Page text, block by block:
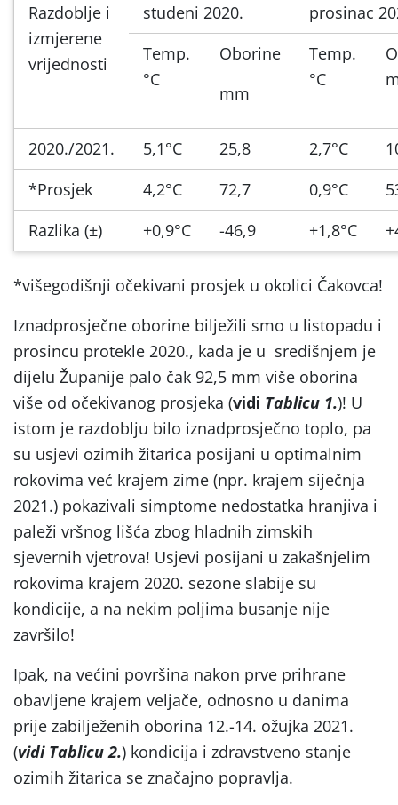
Razdoblje i
izmjerene
vrijednosti
studeni 2020.
prosinac
Temp.
°C
Oborine
mm
Temp.
°C
2020./2021. 5,1°C 25,8 2,7°C
*Prosjek
4,2°C 72,7 0,9°C
Razlika (±)
+0,9°C -46,9 +1,8°C
*višegodišnji očekivani prosjek u okolici Čakovca!
Iznadprosječne oborine bilježili smo u listopadu i
prosincu protekle 2020., kada je u središnjem je
dijelu Županije palo čak 92,5 mm više oborina
više od očekivanog prosjeka (vidi Tablicu 1.)! U
istom je razdoblju bilo iznadprosječno toplo, pa
su usjevi ozimih žitarica posijani u optimalnim
rokovima već krajem zime (npr. krajem siječnja
2021.) pokazivali simptome nedostatka hranjiva i
paleži vršnog lišća zbog hladnih zimskih
sjevernih vjetrova! Usjevi posijani u zakašnjelim
rokovima krajem 2020. sezone slabije su
kondicije, a na nekim poljima busanje nije
završilo!
Ipak, na većini površina nakon prve prihrane
obavljene krajem veljače, odnosno u danima
prije zabilježenih oborina 12.-14. ožujka 2021.
(vidi Tablicu 2.) kondicija i zdravstveno stanje
ozimih žitarica se značajno popravlja.